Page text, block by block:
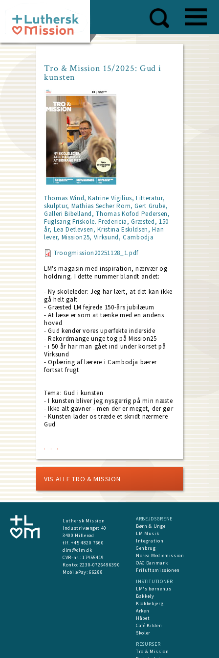
main
content
Tro & Mission 15/2025: Gud i
kunsten
Thomas Wind, Katrine Vigilius, Litteratur,
skulptur, Mathias Secher Rom, Gert Grube,
Galleri Bibelland, Thomas Kofod Pedersen,
Fuglsang Friskole. Fredericia, Græsted, 150
år, Lea Detlevsen, Kristina Eskildsen, Han
lever, Mission25, Virksund, Cambodja
Troogmission20251128_1.pdf
LM's magasin med inspiration, nærvær og
holdning. I dette nummer blandt andet:
- Ny skoleleder: Jeg har lært, at det kan ikke
gå helt galt
- Græsted LM fejrede 150-års jubilæum
- At læse er som at tænke med en andens
hoved
- Gud kender vores uperfekte inderside
- Rekordmange unge tog på Mission25
- i 50 år har man gået ind under korset på
Virksund
- Oplæring af lærere i Cambodja bærer
fortsat frugt
Tema: Gud i kunsten
- I kunsten bliver jeg nysgerrig på min næste
- Ikke alt gavner - men der er meget, der gør
- Kunsten lader os træde et skridt nærmere
Gud
VIS ALLE TRO & MISSION
Luthersk Mission
Industrivænget 40
3400 Hillerød
tlf. +45 4820 7660
dlm@dlm.dk
CVR-nr.: 17455419
​Konto: 2230-0726496390
MobilePay:66288
ARBEJDSGRENE
Børn & Unge
LM Musik
Integration
Genbrug
Norea Mediemission
OAC Danmark
Friluftsmissionen
INSTITUTIONER
LM's børnehus
Bakkely
Klokkebjerg
Arken
Håbet
Café Kilden
Skoler
RESURSER
Tro & Mission